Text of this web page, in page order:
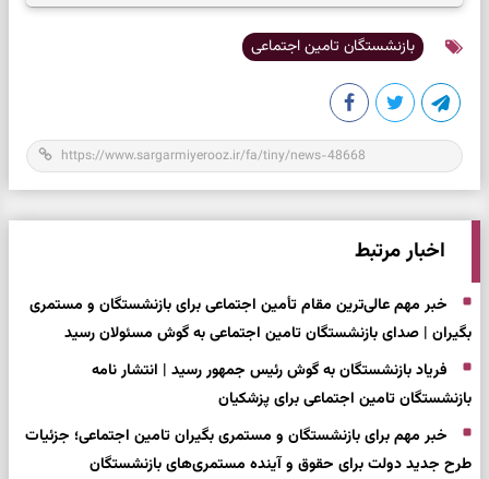
بازنشستگان تامین اجتماعی
اخبار مرتبط
خبر مهم عالی‌ترین مقام تأمین اجتماعی برای بازنشستگان و مستمری
بگیران | صدای بازنشستگان تامین اجتماعی به گوش مسئولان رسید
فریاد بازنشستگان به گوش رئیس جمهور رسید | انتشار نامه
بازنشستگان تامین اجتماعی برای پزشکیان
خبر مهم برای بازنشستگان و مستمری بگیران تامین اجتماعی؛ جزئیات
طرح جدید دولت برای حقوق و آینده مستمری‌های بازنشستگان